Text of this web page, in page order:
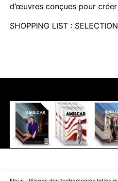
d’œuvres conçues pour
SHOPPING LIST :